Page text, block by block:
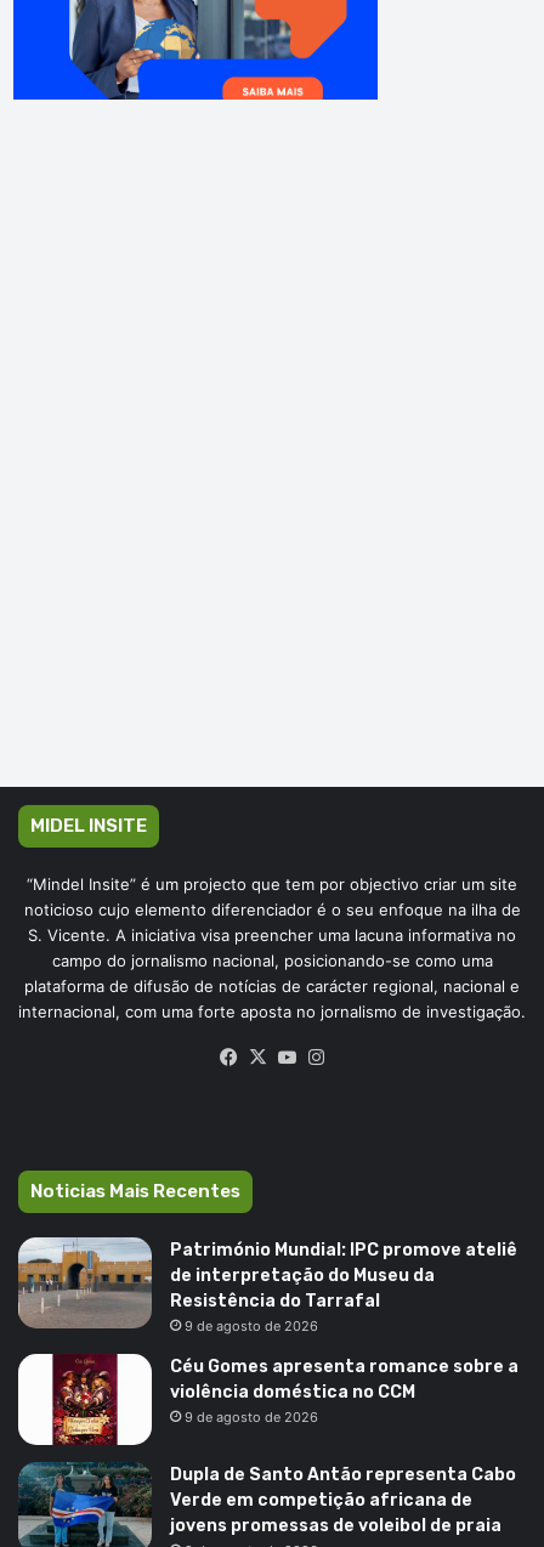
MIDEL INSITE
“Mindel Insite” é um projecto que tem por objectivo criar um site
noticioso cujo elemento diferenciador é o seu enfoque na ilha de
S. Vicente. A iniciativa visa preencher uma lacuna informativa no
campo do jornalismo nacional, posicionando-se como uma
plataforma de difusão de notícias de carácter regional, nacional e
internacional, com uma forte aposta no jornalismo de investigação.
Facebook
X YouTube
Noticias Mais Recentes
Património Mundial: IPC promove ateliê
de interpretação do Museu da
Resistência do Tarrafal
9 de agosto de 2026
Céu Gomes apresenta romance sobre a
violência doméstica no CCM
9 de agosto de 2026
Dupla de Santo Antão representa Cabo
Verde em competição africana de
jovens promessas de voleibol de praia